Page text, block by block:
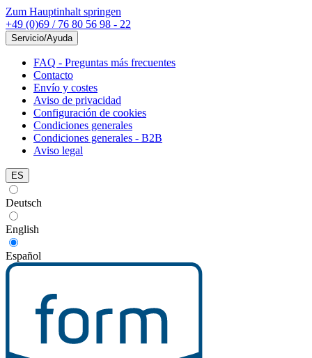
Zum Hauptinhalt springen
+49 (0)69 / 76 80 56 98 - 22
Servicio/Ayuda
FAQ - Preguntas más frecuentes
Contacto
Envío y costes
Aviso de privacidad
Configuración de cookies
Condiciones generales
Condiciones generales - B2B
Aviso legal
ES
Deutsch
English
Español